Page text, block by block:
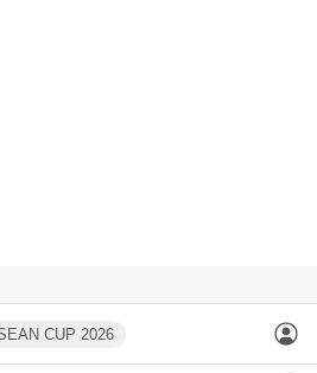
CUP 2026